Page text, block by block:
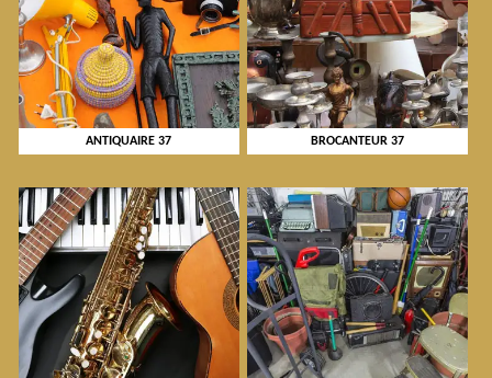
ANTIQUAIRE 37 BROCANTEUR 37